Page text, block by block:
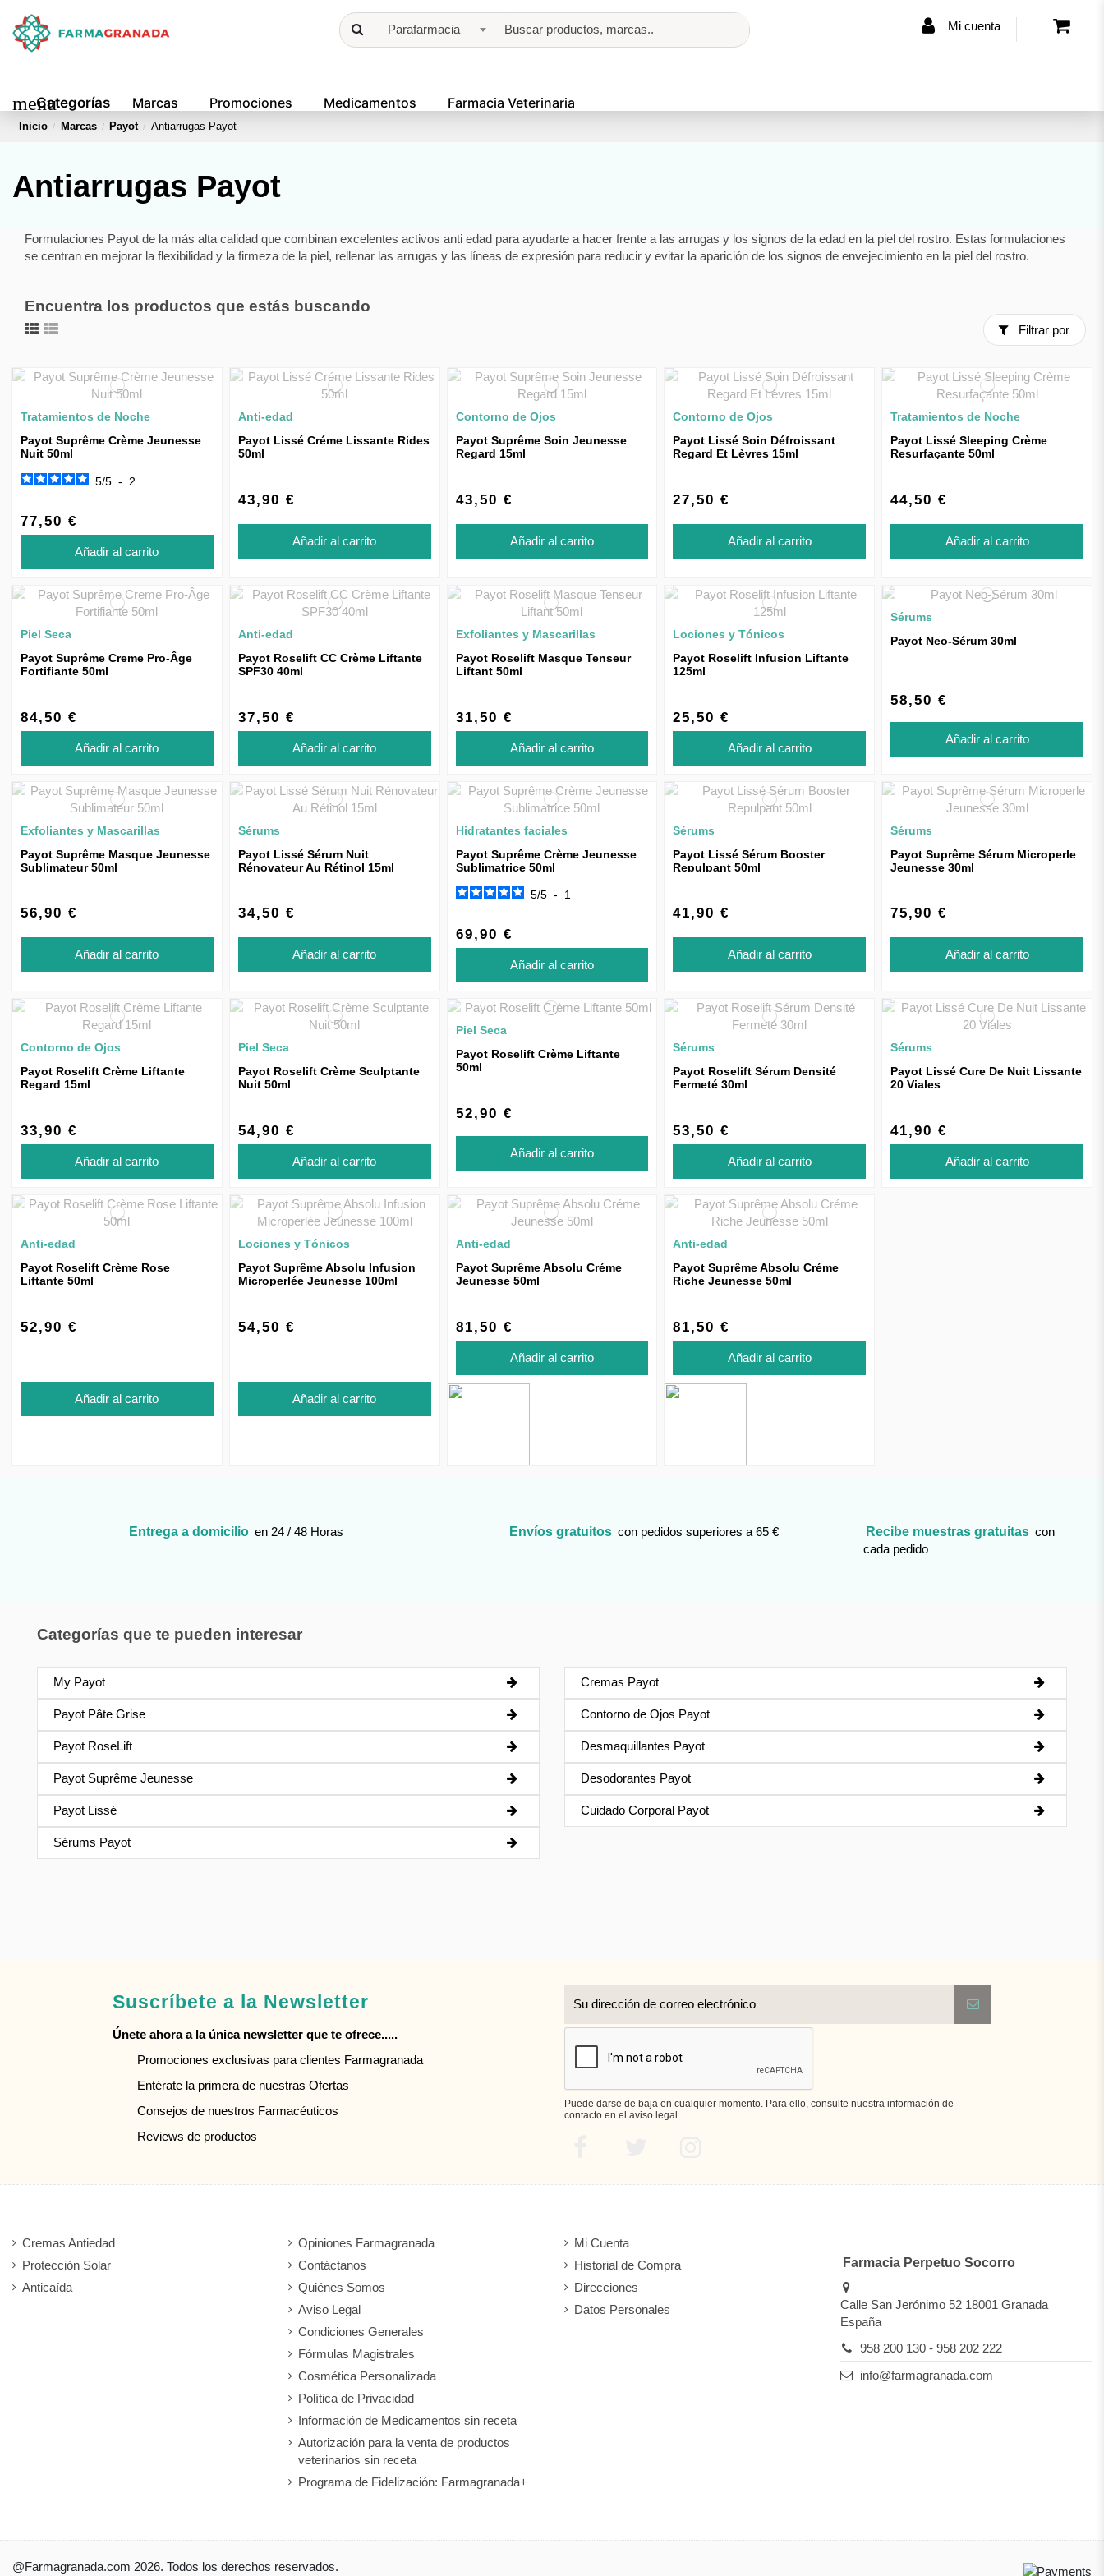
menuCategorías Marcas Promociones Medicamentos Farmacia Veterinaria
Parafarmacia Mi cuenta
Inicio Marcas Payot Antiarrugas Payot
Antiarrugas Payot
Formulaciones Payot de la más alta calidad que combinan excelentes activos anti edad para ayudarte a hacer frente a las arrugas y los signos de la edad en la piel del rostro. Estas formulaciones
se centran en mejorar la flexibilidad y la firmeza de la piel, rellenar las arrugas y las líneas de expresión para reducir y evitar la aparición de los signos de envejecimiento en la piel del rostro.
Encuentra los productos que estás buscando
Filtrar por
Tratamientos de Noche
Payot Suprême Crème Jeunesse
Nuit 50ml
5/5 - 2
77,50 €
Añadir al carrito
Anti-edad
Payot Lissé Créme Lissante Rides
50ml
43,90 €
Añadir al carrito
Contorno de Ojos
Payot Suprême Soin Jeunesse
Regard 15ml
43,50 €
Añadir al carrito
Contorno de Ojos
Payot Lissé Soin Défroissant
Regard Et Lèvres 15ml
27,50 €
Añadir al carrito
Tratamientos de Noche
Payot Lissé Sleeping Crème
Resurfaçante 50ml
44,50 €
Añadir al carrito
Piel Seca
Payot Suprême Creme Pro-Âge
Fortifiante 50ml
84,50 €
Añadir al carrito
Anti-edad
Payot Roselift CC Crème Liftante
SPF30 40ml
37,50 €
Añadir al carrito
Exfoliantes y Mascarillas
Payot Roselift Masque Tenseur
Liftant 50ml
31,50 €
Añadir al carrito
Lociones y Tónicos
Payot Roselift Infusion Liftante
125ml
25,50 €
Añadir al carrito
Sérums
Payot Neo-Sérum 30ml
58,50 €
Añadir al carrito
Exfoliantes y Mascarillas
Payot Suprême Masque Jeunesse
Sublimateur 50ml
56,90 €
Añadir al carrito
Sérums
Payot Lissé Sérum Nuit
Rénovateur Au Rétinol 15ml
34,50 €
Añadir al carrito
Hidratantes faciales
Payot Suprême Crème Jeunesse
Sublimatrice 50ml
5/5 - 1
69,90 €
Añadir al carrito
Sérums
Payot Lissé Sérum Booster
Repulpant 50ml
41,90 €
Añadir al carrito
Sérums
Payot Suprême Sérum Microperle
Jeunesse 30ml
75,90 €
Añadir al carrito
Contorno de Ojos
Payot Roselift Crème Liftante
Regard 15ml
33,90 €
Añadir al carrito
Piel Seca
Payot Roselift Crème Sculptante
Nuit 50ml
54,90 €
Añadir al carrito
Piel Seca
Payot Roselift Crème Liftante
50ml
52,90 €
Añadir al carrito
Sérums
Payot Roselift Sérum Densité
Fermeté 30ml
53,50 €
Añadir al carrito
Sérums
Payot Lissé Cure De Nuit Lissante
20 Viales
41,90 €
Añadir al carrito
Anti-edad
Payot Roselift Crème Rose
Liftante 50ml
52,90 €
Añadir al carrito
Lociones y Tónicos
Payot Suprême Absolu Infusion
Microperlée Jeunesse 100ml
54,50 €
Añadir al carrito
Anti-edad
Payot Suprême Absolu Créme
Jeunesse 50ml
81,50 €
Añadir al carrito
Anti-edad
Payot Suprême Absolu Créme
Riche Jeunesse 50ml
81,50 €
Añadir al carrito
Entrega a domicilio en 24 / 48 Horas Envíos gratuitos con pedidos superiores a 65 € Recibe muestras gratuitas con
cada pedido
Categorías que te pueden interesar
My Payot
Payot Pâte Grise
Payot RoseLift
Payot Suprême Jeunesse
Payot Lissé
Sérums Payot
Cremas Payot
Contorno de Ojos Payot
Desmaquillantes Payot
Desodorantes Payot
Cuidado Corporal Payot
Suscríbete a la Newsletter
Únete ahora a la única newsletter que te ofrece.....
Promociones exclusivas para clientes Farmagranada
Entérate la primera de nuestras Ofertas
Consejos de nuestros Farmacéuticos
Reviews de productos
Puede darse de baja en cualquier momento. Para ello, consulte nuestra información de
contacto en el aviso legal.
Cremas Antiedad
Protección Solar
Anticaída
Opiniones Farmagranada
Contáctanos
Quiénes Somos
Aviso Legal
Condiciones Generales
Fórmulas Magistrales
Cosmética Personalizada
Política de Privacidad
Información de Medicamentos sin receta
Autorización para la venta de productos
veterinarios sin receta
Programa de Fidelización: Farmagranada+
Mi Cuenta
Historial de Compra
Direcciones
Datos Personales
Farmacia Perpetuo Socorro
Calle San Jerónimo 52 18001 Granada
España
958 200 130 - 958 202 222
info@farmagranada.com
@Farmagranada.com 2026. Todos los derechos reservados.